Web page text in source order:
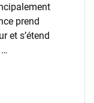
prend
et s’étend
…